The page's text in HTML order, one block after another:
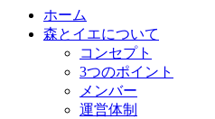
ホーム
森とイエについて
コンセプト
3つのポイント
メンバー
運営体制